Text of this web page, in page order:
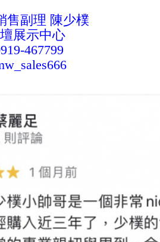
售副理 陳少樸
展示中心
467799